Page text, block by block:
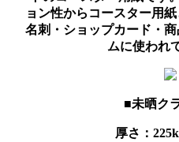
ョン性からコースター用
名刺・ショップカード・
ムに使われ
■未晒ク
厚さ：